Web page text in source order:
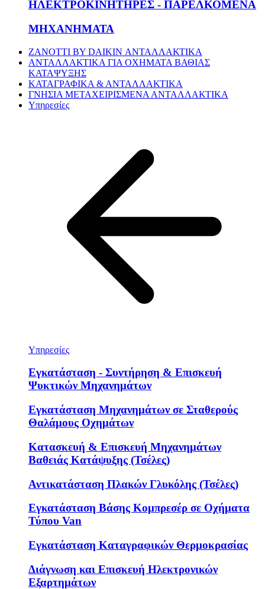
ΗΛΕΚΤΡΟΚΙΝΗΤΗΡΕΣ - ΠΑΡΕΛΚΟΜΕΝΑ
ΜΗΧΑΝΗΜΑΤΑ
ZANOTTI BY DAIKIN ΑΝΤΑΛΛΑΚΤΙΚΑ
ΑΝΤΑΛΛΑΚΤΙΚΑ ΓΙΑ ΟΧΗΜΑΤΑ ΒΑΘΙΑΣ
ΚΑΤΑΨΥΞΗΣ
ΚΑΤΑΓΡΑΦΙΚΑ & ΑΝΤΑΛΛΑΚΤΙΚΑ
ΓΝΗΣΙΑ ΜΕΤΑΧΕΙΡΙΣΜΕΝΑ ΑΝΤΑΛΛΑΚΤΙΚΑ
Υπηρεσίες
Υπηρεσίες
Εγκατάσταση - Συντήρηση & Επισκευή
Ψυκτικών Μηχανημάτων
Εγκατάσταση Μηχανημάτων σε Σταθερούς
Θαλάμους Οχημάτων
Κατασκευή & Επισκευή Μηχανημάτων
Βαθειάς Κατάψυξης (Τσέλες)
Αντικατάσταση Πλακών Γλυκόλης (Τσέλες)
Εγκατάσταση Βάσης Κομπρεσέρ σε Οχήματα
Τύπου Van
Εγκατάσταση Καταγραφικών Θερμοκρασίας
Διάγνωση και Επισκευή Ηλεκτρονικών
Εξαρτημάτων